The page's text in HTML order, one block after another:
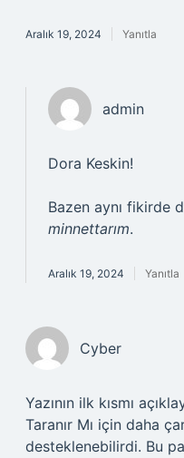
Aralık 19, 2024 Yanıtla
admin
Dora Keskin!
Bazen aynı fikirde
minnettarım.
Aralık 19, 2024 Yanıtla
Cyber
Yazının ilk kısmı
Taranır Mı için daha
desteklenebilirdi. Bu